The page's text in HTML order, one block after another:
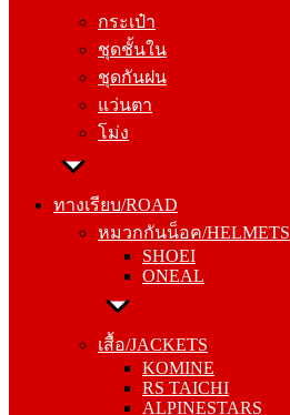
กระเป๋า
ชุดชั้นใน
ชุดกันฝน
แว่นตา
โม่ง
ทางเรียบ/ROAD
หมวกกันน็อค/HELMETS
SHOEI
ONEAL
เสื้อ/JACKETS
KOMINE
RS TAICHI
ALPINESTARS
ชุดชั้นใน
ชุดกันฝน
แว่นตา
โม่ง
ทางเรียบ/ROAD
หมวกกันน็อค/HELMETS
SHOEI
ONEAL
เสื้อ/JACKETS
RS TAICHI
ALPINESTARS
BELSTAFF